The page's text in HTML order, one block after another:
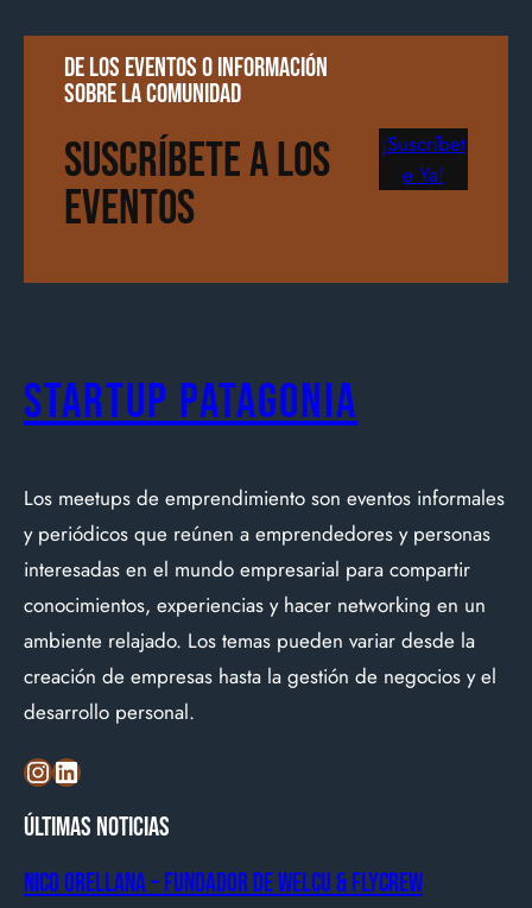
De los eventos o información
sobre la comunidad
Suscríbete a los
Eventos
¡Suscríbet
e Ya!
Startup Patagonia
Los meetups de emprendimiento son eventos informales
y periódicos que reúnen a emprendedores y personas
interesadas en el mundo empresarial para compartir
conocimientos, experiencias y hacer networking en un
ambiente relajado. Los temas pueden variar desde la
creación de empresas hasta la gestión de negocios y el
desarrollo personal.
InstagramLinkedIn
Últimas noticias
Nico Orellana – Fundador de Welcu & Flycrew